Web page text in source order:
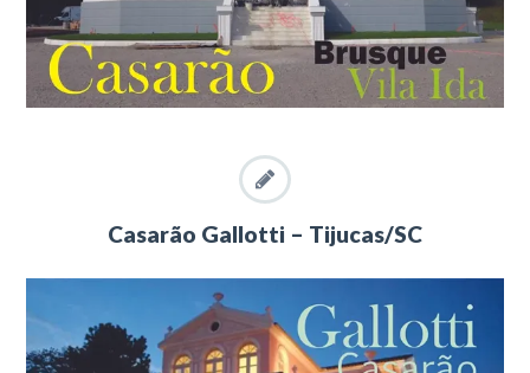
Casarão Gallotti – Tijucas/SC